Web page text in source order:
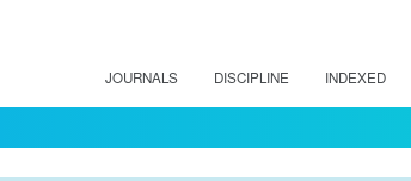
JOURNALS DISCIPLINE INDEXED